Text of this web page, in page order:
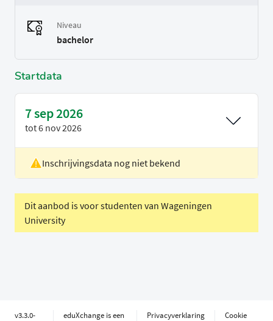
Niveau
bachelor
Startdata
7 sep 2026
tot6 nov 2026
Locatie
Utrecht
Periode
Blok 1
Inschrijvingsdata nog niet bekend
Dit aanbod is voor studenten van Wageningen
University
v3.3.0-
eduXchange is een
Privacyverklaring
Cookie